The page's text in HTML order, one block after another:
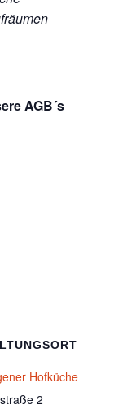
AGB´s
Hofküche
2